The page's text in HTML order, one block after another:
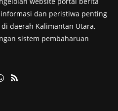
informasi dan peristiwa penting
daerah Kalimantan Utara,
sistem pembaharuan